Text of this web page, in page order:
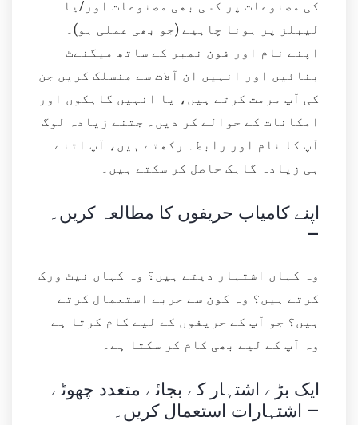
کی مصنوعات پر کسی بھی مصنوعات اور/یا
لیبلز پر ہونا چاہیے (جو بھی عملی ہو)۔
اپنے نام اور فون نمبر کے ساتھ میگنےٹ
بنائیں اور انہیں ان آلات سے منسلک کریں جن
کی آپ مرمت کرتے ہیں، یا انہیں گاہکوں اور
امکانات کے حوالے کر دیں۔ جتنے زیادہ لوگ
آپ کا نام اور رابطہ رکھتے ہیں، آپ اتنے
ہی زیادہ گاہک حاصل کر سکتے ہیں۔
–
وہ کہاں اشتہار دیتے ہیں؟ وہ کہاں نیٹ ورک
کرتے ہیں؟ وہ کون سے حربے استعمال کرتے
ہیں؟ جو آپ کے حریفوں کے لیے کام کرتا ہے
وہ آپ کے لیے بھی کام کر سکتا ہے۔
ایک بڑے اشتہار کے بجائے متعدد چھوٹے
اشتہارات استعمال کریں۔ –